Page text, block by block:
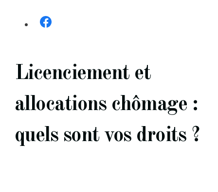
Licenciement et
allocations chômage :
quels sont vos droits ?